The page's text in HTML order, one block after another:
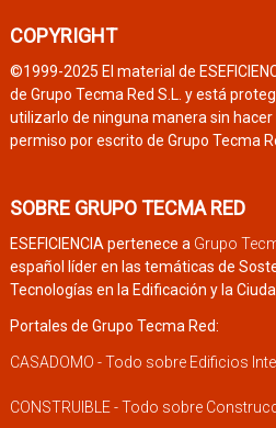
COPYRIGHT
©1999-2025 El material de
de Grupo Tecma Red S.L. y está
utilizarlo de ninguna manera sin
permiso por escrito de Grupo Tecma
SOBRE GRUPO TECMA RED
ESEFICIENCIA pertenece a Grupo
español líder en las temáticas de
Tecnologías en la Edificación y la
Portales de Grupo Tecma Red:
CASADOMO - Todo sobre Edificios
CONSTRUIBLE - Todo sobre